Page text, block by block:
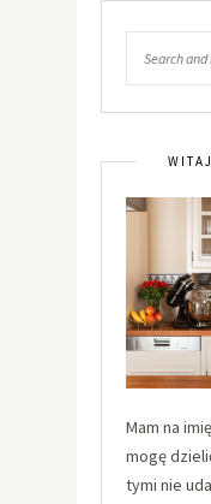
Mam na
mogę
tymi nie